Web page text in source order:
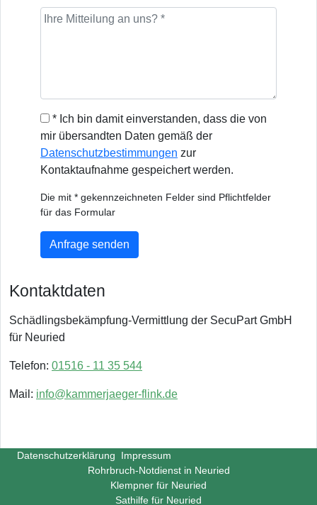
* Ich bin damit einverstanden, dass die von
mir übersandten Daten gemäß der
Datenschutzbestimmungen zur
Kontaktaufnahme gespeichert werden.
Die mit * gekennzeichneten Felder sind Pflichtfelder
für das Formular
Anfrage senden
Kontaktdaten
Schädlingsbekämpfung-Vermittlung der SecuPart GmbH
für Neuried
Telefon: 01516 - 11 35 544
Mail: info@kammerjaeger-flink.de
Datenschutzerklärung
Impressum
Rohrbruch-Notdienst in Neuried
Klempner für Neuried
Sathilfe für Neuried